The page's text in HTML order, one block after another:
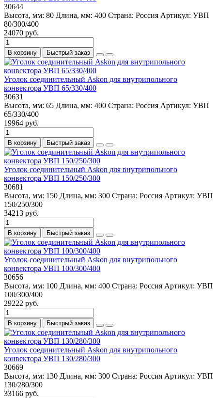
30644
Высота, мм: 80 Длина, мм: 400 Страна: Россия Артикул: УВП
80/300/400
24070 руб.
В корзину Быстрый заказ
Уголок соединительный Askon для внутрипольного
конвектора УВП 65/330/400
30631
Высота, мм: 65 Длина, мм: 400 Страна: Россия Артикул: УВП
65/330/400
19964 руб.
В корзину Быстрый заказ
Уголок соединительный Askon для внутрипольного
конвектора УВП 150/250/300
30681
Высота, мм: 150 Длина, мм: 300 Страна: Россия Артикул: УВП
150/250/300
34213 руб.
В корзину Быстрый заказ
Уголок соединительный Askon для внутрипольного
конвектора УВП 100/300/400
30656
Высота, мм: 100 Длина, мм: 400 Страна: Россия Артикул: УВП
100/300/400
29222 руб.
В корзину Быстрый заказ
Уголок соединительный Askon для внутрипольного
конвектора УВП 130/280/300
30669
Высота, мм: 130 Длина, мм: 300 Страна: Россия Артикул: УВП
130/280/300
33166 руб.